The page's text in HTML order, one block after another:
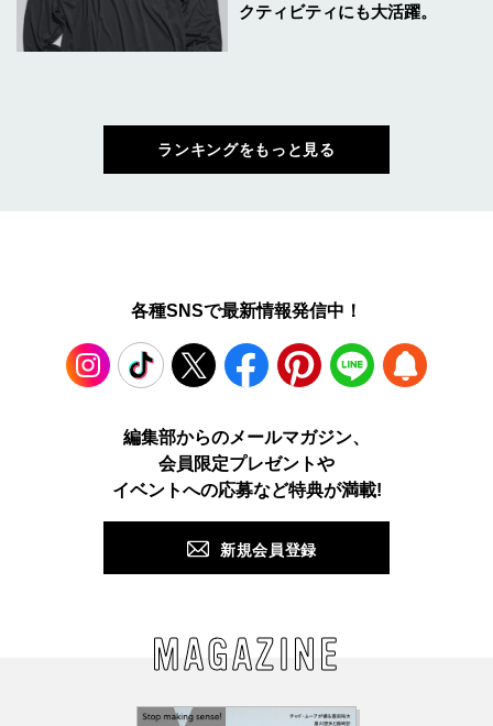
クティビティにも大活躍。
ランキングをもっと見る
各種SNSで最新情報発信中！
TikTok X Facebook Pinterest LINE
編集部からのメールマガジン、
会員限定プレゼントや
イベントへの応募など特典が満載!
新規会員登録
MAGAZINE